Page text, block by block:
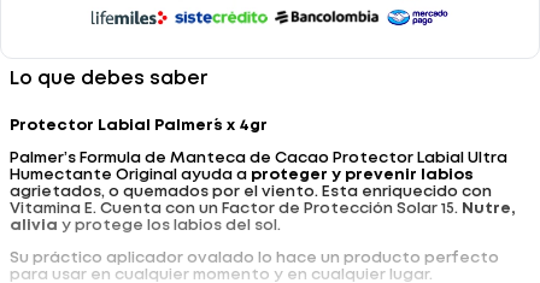
Lo que debes saber
Protector Labial Palmer´s x 4gr
Palmer’s Formula de Manteca de Cacao Protector Labial Ultra
Humectante Original ayuda a proteger y prevenir labios
agrietados, o quemados por el viento. Esta enriquecido con
Vitamina E. Cuenta con un Factor de Protección Solar 15. Nutre,
alivia y protege los labios del sol.
Su práctico aplicador ovalado lo hace un producto perfecto
para usar en cualquier momento y en cualquier lugar.